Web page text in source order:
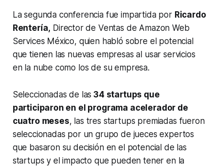
La segunda conferencia fue impartida por Ricardo
Rentería, Director de Ventas de Amazon Web
Services México, quien habló sobre el potencial
que tienen las nuevas empresas al usar servicios
en la nube como los de su empresa.
Seleccionadas de las 34 startups que
participaron en el programa acelerador de
cuatro meses, las tres startups premiadas fueron
seleccionadas por un grupo de jueces expertos
que basaron su decisión en el potencial de las
startups y el impacto que pueden tener en la